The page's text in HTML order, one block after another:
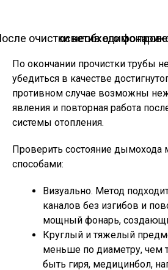
После очистки необходимо проверить дымоход, осветив его
По окончании прочистки трубы
убедиться в качестве
противном случае возможны
явления и повторная работа
системы отопления.
Проверить состояние
способами:
Визуально. Метод
каналов без изгибов и
мощный фонарь,
Круглый и тяжелый
меньше по диаметру, чем
быть гиря, медицинбол,